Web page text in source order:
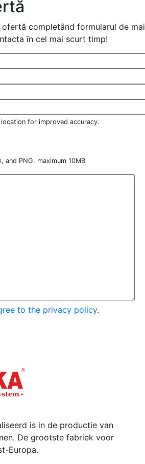
completând formularul de mai
în cel mai scurt timp!
location for improved accuracy.
and PNG, maximum 10MB
to the privacy policy.
is in de productie van
De grootste fabriek voor
Europa.